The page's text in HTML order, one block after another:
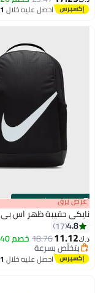
احصل عليه خلال
00m:00s
·باقي 100% عرض برق
نايكي حقيبة ظهر اس بي23 برازيليا
4.8
17
د.ك‏11.12
18.76خصم 40%
بتخلّص بسرعة
بتخلّص بسرعةاحصل عليه خلال
اغسطس